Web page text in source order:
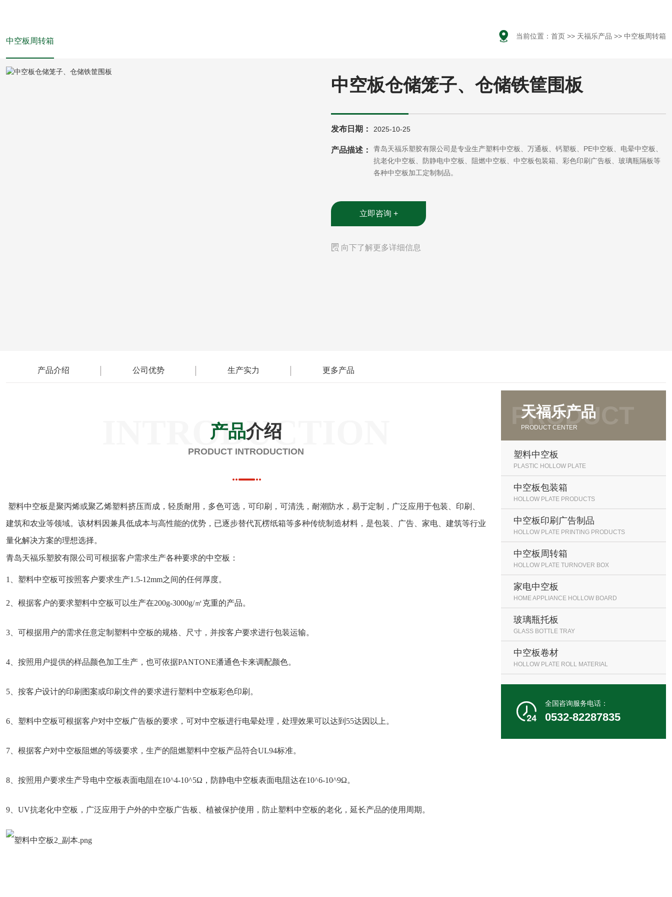
中空板周转箱  当前位置： 首页 >> 天福乐产品 >> 中空板周转箱
中空板仓储笼子、仓储铁筐围板
发布日期： 2025-10-25
产品描述：
青岛天福乐塑胶有限公司是专业生产塑料中空板、万通板、钙塑板、PE中空板、电晕中空板、
抗老化中空板、防静电中空板、阻燃中空板、中空板包装箱、彩色印刷广告板、玻璃瓶隔板等
各种中空板加工定制制品。
立即咨询 +
 向下了解更多详细信息
产品介绍 公司优势 生产实力 更多产品
INTRODUCTION
产品介绍
PRODUCT INTRODUCTION
塑料中空板是聚丙烯或聚乙烯塑料挤压而成，轻质耐用，多色可选，可印刷，可清洗，耐潮防水，易于定制，广泛应用于包装、印刷、
建筑和农业等领域。该材料因兼具低成本与高性能的优势，已逐步替代瓦楞纸箱等多种传统制造材料，是包装、广告、家电、建筑等行业
量化解决方案的理想选择。
青岛天福乐塑胶有限公司可根据客户需求生产各种要求的中空板：
1、塑料中空板可按照客户要求生产1.5-12mm之间的任何厚度。
2、根据客户的要求塑料中空板可以生产在200g-3000g/㎡克重的产品。
3、可根据用户的需求任意定制塑料中空板的规格、尺寸，并按客户要求进行包装运输。
4、按照用户提供的样品颜色加工生产，也可依据PANTONE潘通色卡来调配颜色。
5、按客户设计的印刷图案或印刷文件的要求进行塑料中空板彩色印刷。
6、塑料中空板可根据客户对中空板广告板的要求，可对中空板进行电晕处理，处理效果可以达到55达因以上。
7、根据客户对中空板阻燃的等级要求，生产的阻燃塑料中空板产品符合UL94标准。
8、按照用户要求生产导电中空板表面电阻在10^4-10^5Ω， 防静电中空板表面电阻达在10^6-10^9Ω。
9、UV抗老化中空板，广泛应用于户外的中空板广告板、植被保护使用，防止塑料中空板的老化，延长产品的使用周期。
天福乐产品
PRODUCT CENTER
塑料中空板
PLASTIC HOLLOW PLATE
中空板包装箱
HOLLOW PLATE PRODUCTS
中空板印刷广告制品
HOLLOW PLATE PRINTING PRODUCTS
中空板周转箱
HOLLOW PLATE TURNOVER BOX
家电中空板
HOME APPLIANCE HOLLOW BOARD
玻璃瓶托板
GLASS BOTTLE TRAY
中空板卷材
HOLLOW PLATE ROLL MATERIAL
 全国咨询服务电话：
0532-82287835